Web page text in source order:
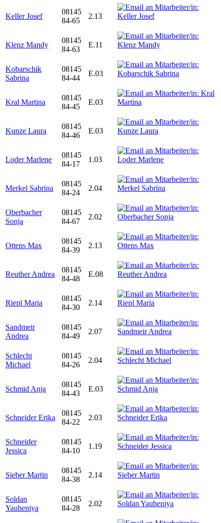
Keller Josef
08145
84-65
2.13
Klenz Mandy
08145
84-63
E.11
Kobarschik
Sabrina
08145
84-44
E.03
Kral Martina
08145
84-45
E.03
Kunze Laura
08145
84-46
E.03
Loder Marlene
08145
84-17
1.03
Merkel Sabrina
08145
84-24
2.04
Oberbacher
Sonja
08145
84-67
2.02
Ottens Max
08145
84-39
2.13
Reuther Andrea
08145
84-48
E.08
Riepl Maria
08145
84-30
2.14
Sandmeir
Andrea
08145
84-49
2.07
Schlecht
Michael
08145
84-26
2.04
Schmid Anja
08145
84-43
E.03
Schneider Erika
08145
84-22
2.03
Schneider
Jessica
08145
84-10
1.19
Sieber Martin
08145
84-38
2.14
Soldan
Yauheniya
08145
84-28
2.02